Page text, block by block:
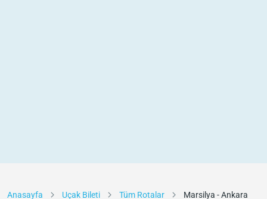
Anasayfa Uçak Bileti Tüm Rotalar Marsilya - Ankara